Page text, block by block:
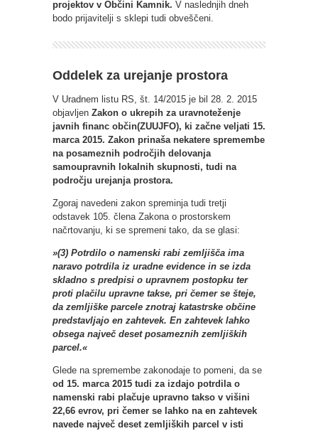
projektov v Občini Kamnik. V naslednjih dneh
bodo prijavitelji s sklepi tudi obveščeni.
Oddelek za urejanje prostora
V Uradnem listu RS, št. 14/2015 je bil 28. 2. 2015
objavljen Zakon o ukrepih za uravnoteženje
javnih financ občin(ZUUJFO), ki začne veljati 15.
marca 2015. Zakon prinaša nekatere spremembe
na posameznih področjih delovanja
samoupravnih lokalnih skupnosti, tudi na
področju urejanja prostora.
Zgoraj navedeni zakon spreminja tudi tretji
odstavek 105. člena Zakona o prostorskem
načrtovanju, ki se spremeni tako, da se glasi:
»(3) Potrdilo o namenski rabi zemljišča ima
naravo potrdila iz uradne evidence in se izda
skladno s predpisi o upravnem postopku ter
proti plačilu upravne takse, pri čemer se šteje,
da zemljiške parcele znotraj katastrske občine
predstavljajo en zahtevek. En zahtevek lahko
obsega največ deset posameznih zemljiških
parcel.«
Glede na spremembe zakonodaje to pomeni, da se
od 15. marca 2015 tudi za izdajo potrdila o
namenski rabi plačuje upravno takso v višini
22,66 evrov, pri čemer se lahko na en zahtevek
navede največ deset zemljiških parcel v isti